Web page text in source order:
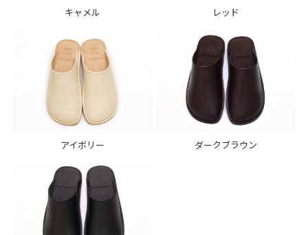
キャメル レッド
アイボリー ダークブラウン